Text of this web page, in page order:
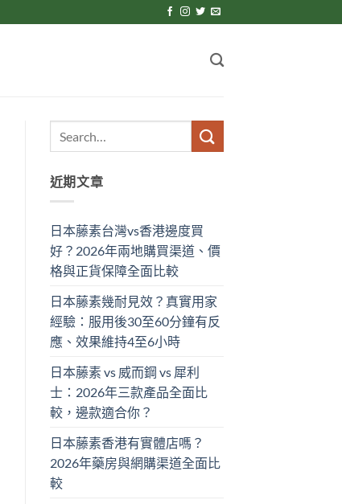
近期文章
日本藤素台灣vs香港邊度買
好？2026年兩地購買渠道、價
格與正貨保障全面比較
日本藤素幾耐見效？真實用家
經驗：服用後30至60分鐘有反
應、效果維持4至6小時
日本藤素 vs 威而鋼 vs 犀利
士：2026年三款產品全面比
較，邊款適合你？
日本藤素香港有實體店嗎？
2026年藥房與網購渠道全面比
較